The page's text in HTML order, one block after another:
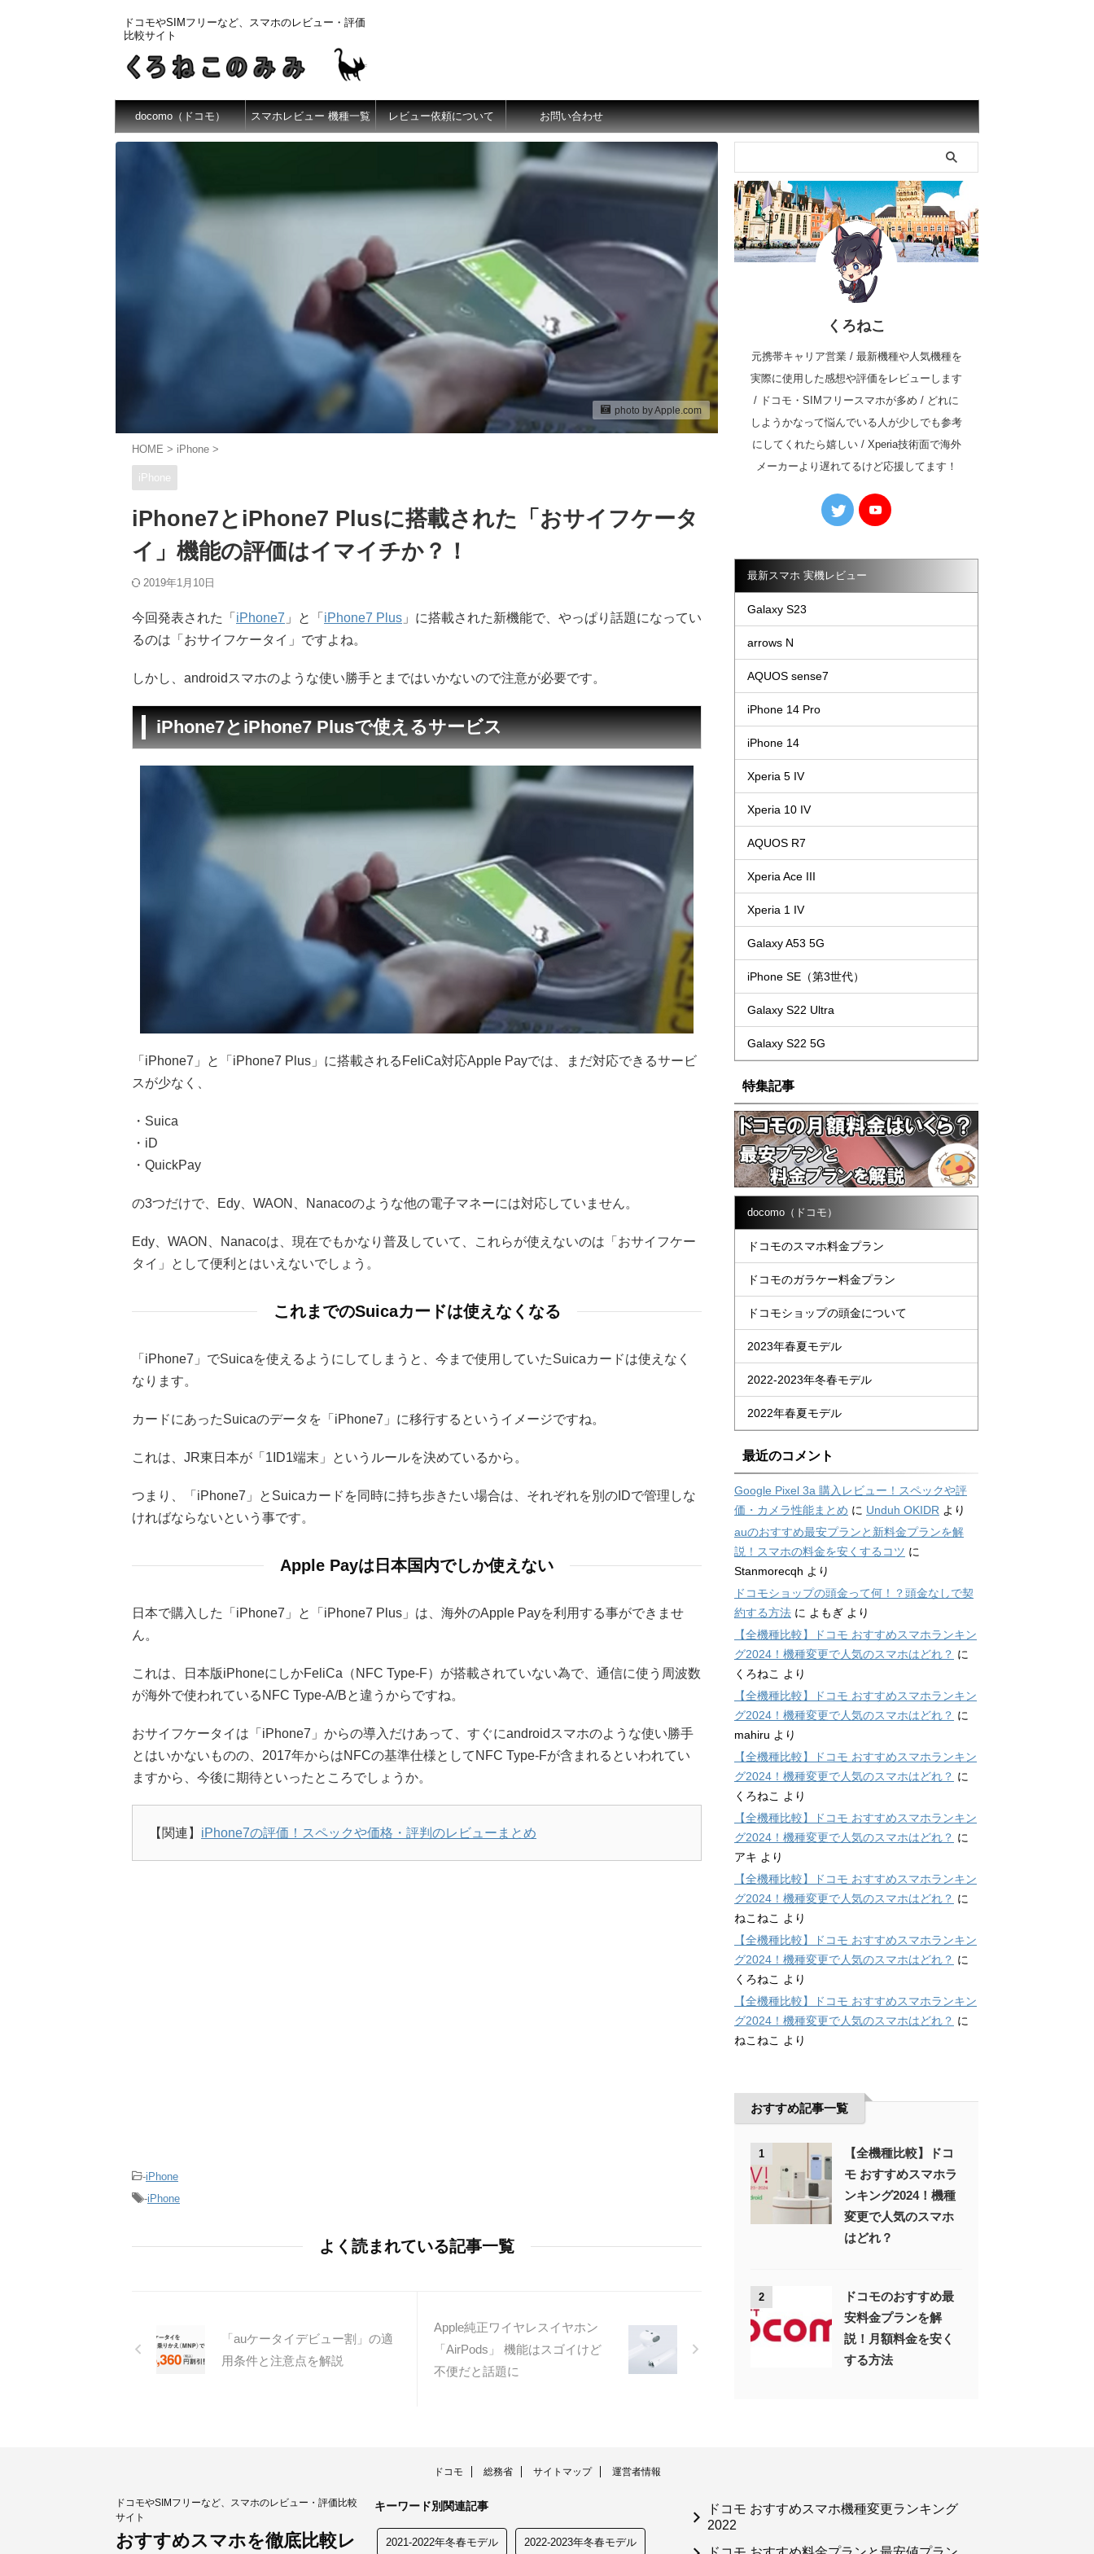
ドコモやSIMフリーなど、スマホのレビュー・評価
比較サイト
docomo（ドコモ） スマホレビュー 機種一覧 レビュー依頼について お問い合わせ
photo by Apple.com
HOME > iPhone >
iPhone
iPhone7とiPhone7 Plusに搭載された「おサイフケータ
イ」機能の評価はイマイチか？！
2019年1月10日
今回発表された「 iPhone7 」と「 iPhone7 Plus 」に搭載された新機能で、やっぱり話題になってい
るのは「おサイフケータイ」ですよね。
しかし、androidスマホのような使い勝手とまではいかないので注意が必要です。
iPhone7とiPhone7 Plusで使えるサービス
「iPhone7」と「iPhone7 Plus」に搭載されるFeliCa対応Apple Payでは、まだ対応できるサービ
スが少なく、
・Suica
・iD
・QuickPay
の3つだけで、Edy、WAON、Nanacoのような他の電子マネーには対応していません。
Edy、WAON、Nanacoは、現在でもかなり普及していて、これらが使えないのは「おサイフケー
タイ」として便利とはいえないでしょう。
これまでのSuicaカードは使えなくなる
「iPhone7」でSuicaを使えるようにしてしまうと、今まで使用していたSuicaカードは使えなく
なります。
カードにあったSuicaのデータを「iPhone7」に移行するというイメージですね。
これは、JR東日本が「1ID1端末」というルールを決めているから。
つまり、「iPhone7」とSuicaカードを同時に持ち歩きたい場合は、それぞれを別のIDで管理しな
ければならないという事です。
Apple Payは日本国内でしか使えない
日本で購入した「iPhone7」と「iPhone7 Plus」は、海外のApple Payを利用する事ができませ
ん。
これは、日本版iPhoneにしかFeliCa（NFC Type-F）が搭載されていない為で、通信に使う周波数
が海外で使われているNFC Type-A/Bと違うからですね。
おサイフケータイは「iPhone7」からの導入だけあって、すぐにandroidスマホのような使い勝手
とはいかないものの、2017年からはNFCの基準仕様としてNFC Type-Fが含まれるといわれてい
ますから、今後に期待といったところでしょうか。
【関連】 iPhone7の評価！スペックや価格・評判のレビューまとめ
-iPhone
-iPhone
よく読まれている記事一覧
「auケータイデビュー割」の適
用条件と注意点を解説
Apple純正ワイヤレスイヤホン
「AirPods」 機能はスゴイけど
不便だと話題に
くろねこ
元携帯キャリア営業 / 最新機種や人気機種を
実際に使用した感想や評価をレビューします
/ ドコモ・SIMフリースマホが多め / どれに
しようかなって悩んでいる人が少しでも参考
にしてくれたら嬉しい / Xperia技術面で海外
メーカーより遅れてるけど応援してます！
最新スマホ 実機レビュー
Galaxy S23
arrows N
AQUOS sense7
iPhone 14 Pro
iPhone 14
Xperia 5 IV
Xperia 10 IV
AQUOS R7
Xperia Ace III
Xperia 1 IV
Galaxy A53 5G
iPhone SE（第3世代）
Galaxy S22 Ultra
Galaxy S22 5G
特集記事
docomo（ドコモ）
ドコモのスマホ料金プラン
ドコモのガラケー料金プラン
ドコモショップの頭金について
2023年春夏モデル
2022-2023年冬春モデル
2022年春夏モデル
最近のコメント
Google Pixel 3a 購入レビュー！スペックや評
価・カメラ性能まとめ に Unduh OKIDR より
auのおすすめ最安プランと新料金プランを解
説！スマホの料金を安くするコツ に
Stanmorecqh より
ドコモショップの頭金って何！？頭金なしで契
約する方法 に よもぎ より
【全機種比較】ドコモ おすすめスマホランキン
グ2024！機種変更で人気のスマホはどれ？ に
くろねこ
より
【全機種比較】ドコモ おすすめスマホランキン
グ2024！機種変更で人気のスマホはどれ？ に
mahiru より
【全機種比較】ドコモ おすすめスマホランキン
グ2024！機種変更で人気のスマホはどれ？ に
くろねこ
より
【全機種比較】ドコモ おすすめスマホランキン
グ2024！機種変更で人気のスマホはどれ？ に
アキ より
【全機種比較】ドコモ おすすめスマホランキン
グ2024！機種変更で人気のスマホはどれ？ に
ねこねこ
より
【全機種比較】ドコモ おすすめスマホランキン
グ2024！機種変更で人気のスマホはどれ？ に
くろねこ
より
【全機種比較】ドコモ おすすめスマホランキン
グ2024！機種変更で人気のスマホはどれ？ に
ねこねこ
より
おすすめ記事一覧
1
【全機種比較】ドコ
モ おすすめスマホラ
ンキング2024！機種
変更で人気のスマホ
はどれ？
2
ドコモのおすすめ最
安料金プランを解
説！月額料金を安く
する方法
ドコモ 総務省 サイトマップ 運営者情報
キーワード別関連記事
2021-2022年冬春モデル 2022-2023年冬春モデル
ドコモ おすすめスマホ機種変更ランキング
2022
ドコモやSIMフリーなど、スマホのレビュー・評価比較
サイト
おすすめスマホを徹底比較レ